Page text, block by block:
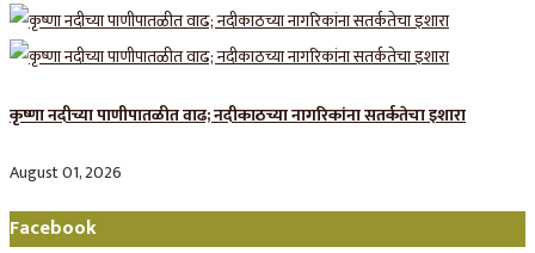
कृष्णा नदीच्या पाणीपातळीत वाढ; नदीकाठच्या नागरिकांना सतर्कतेचा इशारा
August 01, 2026
Facebook